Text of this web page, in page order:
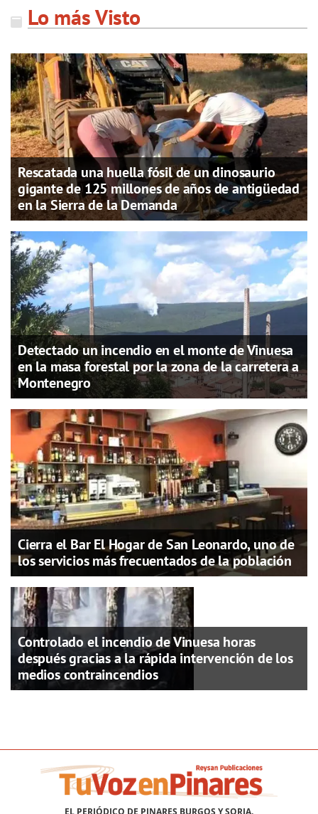
Lo más Visto
Rescatada una huella fósil de un dinosaurio
gigante de 125 millones de años de antigüedad
en la Sierra de la Demanda
Detectado un incendio en el monte de Vinuesa
en la masa forestal por la zona de la carretera a
Montenegro
Cierra el Bar El Hogar de San Leonardo, uno de
los servicios más frecuentados de la población
Controlado el incendio de Vinuesa horas
después gracias a la rápida intervención de los
medios contraincendios